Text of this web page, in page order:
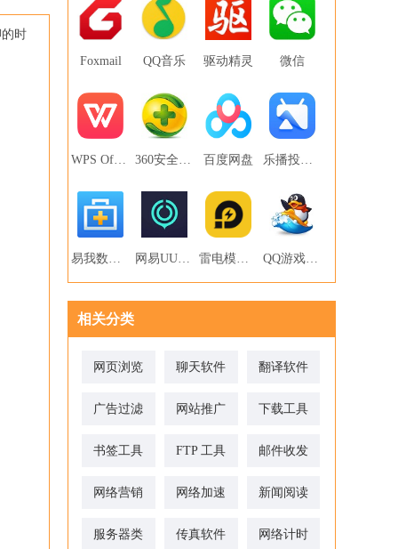
时
Foxmail QQ音乐 驱动精灵 微信
WPS Office 360安全卫士 百度网盘 乐播投屏PC版
易我数据恢复 网易UU网游加速器 雷电模拟器 QQ游戏大厅
相关分类
网页浏览 聊天软件 翻译软件
广告过滤 网站推广 下载工具
书签工具 FTP 工具 邮件收发
网络营销 网络加速 新闻阅读
服务器类 传真软件 网络计时